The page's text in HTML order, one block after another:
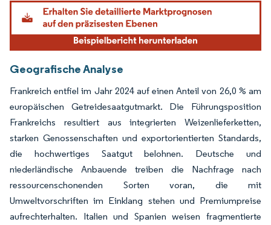
Geografische Analyse
Frankreich entfiel im Jahr 2024 auf einen Anteil von 26,0 % am
europäischen Getreidesaatgutmarkt. Die Führungsposition
Frankreichs resultiert aus integrierten Weizenlieferketten,
starken Genossenschaften und exportorientierten Standards,
die hochwertiges Saatgut belohnen. Deutsche und
niederländische Anbauende treiben die Nachfrage nach
ressourcenschonenden Sorten voran, die mit
Umweltvorschriften im Einklang stehen und Premiumpreise
aufrechterhalten. Italien und Spanien weisen fragmentierte